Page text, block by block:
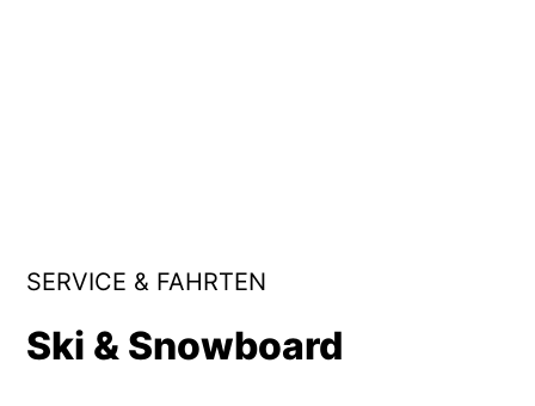
SERVICE & FAHRTEN
Ski & Snowboard